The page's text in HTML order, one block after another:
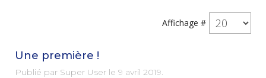
Affichage #
Une première !
Publié par Super User le 9 avril 2019.